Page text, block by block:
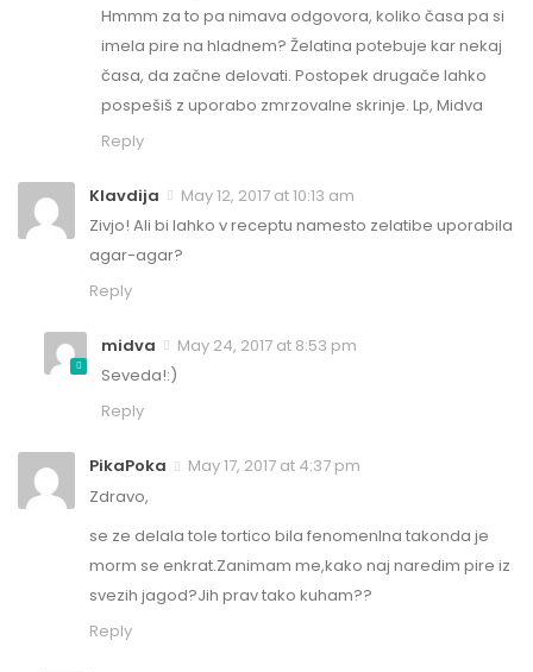
Hmmm za to pa nimava odgovora, koliko časa pa si
imela pire na hladnem? Želatina potebuje kar nekaj
časa, da začne delovati. Postopek drugače lahko
pospešiš z uporabo zmrzovalne skrinje. Lp, Midva
Reply
Klavdija
May 12, 2017 at 10:13 am
Zivjo! Ali bi lahko v receptu namesto zelatibe uporabila
agar-agar?
Reply
midva
May 24, 2017 at 8:53 pm
Seveda!:)
Reply
PikaPoka
May 17, 2017 at 4:37 pm
Zdravo,
se ze delala tole tortico bila fenomenlna takonda je
morm se enkrat.Zanimam me,kako naj naredim pire iz
svezih jagod?Jih prav tako kuham??
Reply